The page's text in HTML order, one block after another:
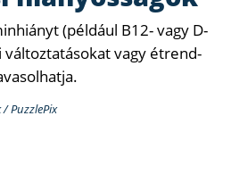
(például B12- vagy D-
vagy étrend-
PuzzlePix